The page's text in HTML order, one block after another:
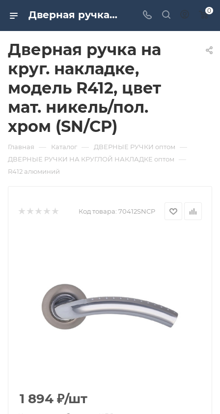
Дверная ручка на круг. накладке, модель R412, цвет мат. никель/пол. хром (SN/CP). Дверная и мебельная фурнитура САМИР-КИЛИТ | Оптовые поставки 0
Дверная ручка на
круг. накладке,
модель R412, цвет
мат. никель/пол.
хром (SN/CP)
Главная — Каталог — ДВЕРНЫЕ РУЧКИ оптом —
ДВЕРНЫЕ РУЧКИ НА КРУГЛОЙ НАКЛАДКЕ оптом —
R412 алюминий
Код товара: 70412SNCP
1 894 ₽/шт